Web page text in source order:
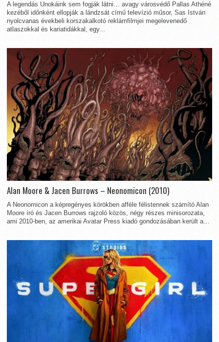
A legendás Unokáink sem fogják látni… avagy városvédő Pallas Athéné
kezéből időnként ellopják a lándzsát című televízió műsor, Sas István
nyolcvanas évekbeli korszakalkotó reklámfilmjei megelevenedő
atlaszokkal és kariatidákkal, egy...
Alan Moore & Jacen Burrows – Neonomicon (2010)
A Neonomicon a képregényes körökben afféle félistennek számító Alan
Moore író és Jacen Burrows rajzoló közös, négy részes minisorozata,
ami 2010-ben, az amerikai Avatar Press kiadó gondozásában került a...